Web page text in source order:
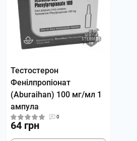
Тестостерон
Фенілпропіонат
(Aburaihan) 100 мг/мл 1
ампула
0
64 грн